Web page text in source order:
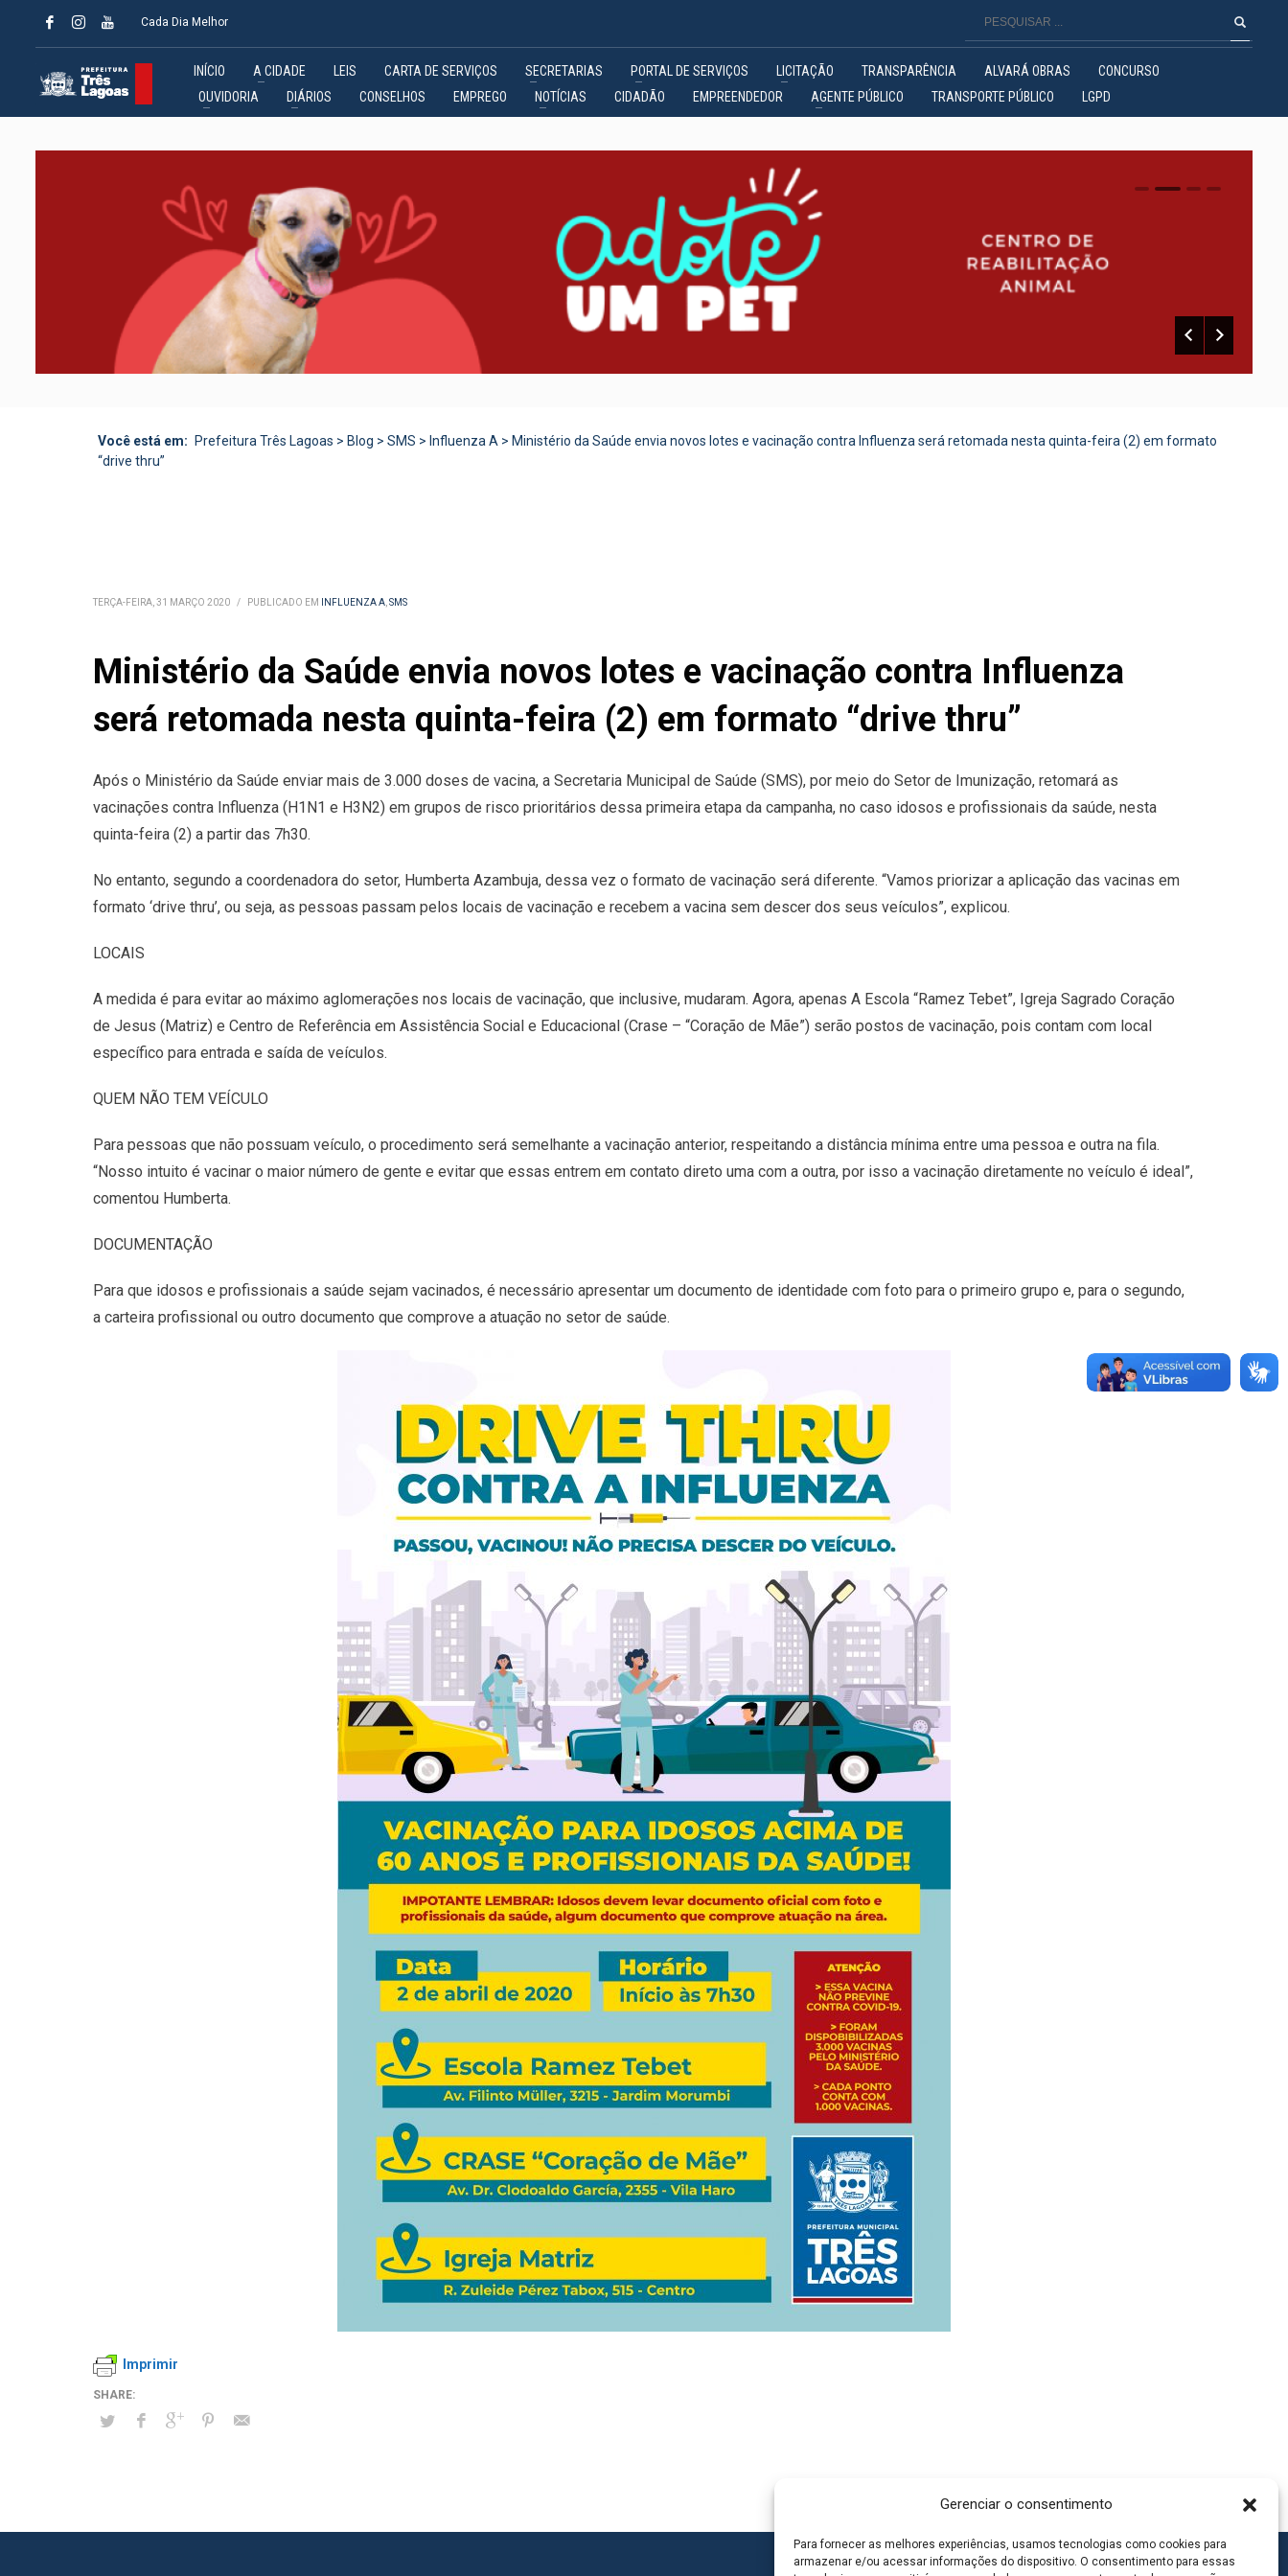
Gerenciar o consentimento
Para fornecer as melhores experiências, usamos tecnologias como cookies para
armazenar e/ou acessar informações do dispositivo. O consentimento para essas
Cada Dia Melhor
INÍCIO A CIDADE LEIS CARTA DE SERVIÇOS SECRETARIAS PORTAL DE SERVIÇOS LICITAÇÃO TRANSPARÊNCIA ALVARÁ OBRAS
CONCURSO
OUVIDORIA
DIÁRIOS CONSELHOS EMPREGO NOTÍCIAS CIDADÃO EMPREENDEDOR AGENTE PÚBLICO TRANSPORTE PÚBLICO LGPD
0 1 2
Você está em: Prefeitura Três Lagoas > Blog > SMS > Influenza A > Ministério da Saúde envia novos lotes e vacinação contra Influenza será retomada nesta quinta-feira (2) em formato
“drive thru”
TERÇA-FEIRA, 31 MARÇO 2020 / PUBLICADO EM INFLUENZA A,SMS
Ministério da Saúde envia novos lotes e vacinação contra Influenza
será retomada nesta quinta-feira (2) em formato “drive thru”
Após o Ministério da Saúde enviar mais de 3.000 doses de vacina, a Secretaria Municipal de Saúde (SMS), por meio do Setor de Imunização, retomará as
vacinações contra Influenza (H1N1 e H3N2) em grupos de risco prioritários dessa primeira etapa da campanha, no caso idosos e profissionais da saúde, nesta
quinta-feira (2) a partir das 7h30.
No entanto, segundo a coordenadora do setor, Humberta Azambuja, dessa vez o formato de vacinação será diferente. “Vamos priorizar a aplicação das vacinas em
formato ‘drive thru’, ou seja, as pessoas passam pelos locais de vacinação e recebem a vacina sem descer dos seus veículos”, explicou.
LOCAIS
A medida é para evitar ao máximo aglomerações nos locais de vacinação, que inclusive, mudaram. Agora, apenas A Escola “Ramez Tebet”, Igreja Sagrado Coração
de Jesus (Matriz) e Centro de Referência em Assistência Social e Educacional (Crase – “Coração de Mãe”) serão postos de vacinação, pois contam com local
específico para entrada e saída de veículos.
QUEM NÃO TEM VEÍCULO
Para pessoas que não possuam veículo, o procedimento será semelhante a vacinação anterior, respeitando a distância mínima entre uma pessoa e outra na fila.
“Nosso intuito é vacinar o maior número de gente e evitar que essas entrem em contato direto uma com a outra, por isso a vacinação diretamente no veículo é ideal”,
comentou Humberta.
DOCUMENTAÇÃO
Para que idosos e profissionais a saúde sejam vacinados, é necessário apresentar um documento de identidade com foto para o primeiro grupo e, para o segundo,
a carteira profissional ou outro documento que comprove a atuação no setor de saúde.
Imprimir